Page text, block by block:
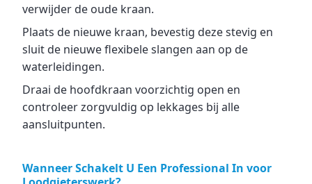
verwijder de oude kraan.
Plaats de nieuwe kraan, bevestig deze stevig en
sluit de nieuwe flexibele slangen aan op de
waterleidingen.
Draai de hoofdkraan voorzichtig open en
controleer zorgvuldig op lekkages bij alle
aansluitpunten.
Wanneer Schakelt U Een Professional In voor